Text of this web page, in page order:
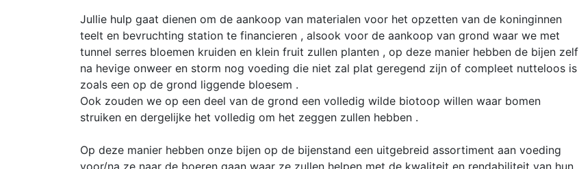
Jullie hulp gaat dienen om de aankoop van materialen voor het opzetten van de koninginnen
teelt en bevruchting station te financieren , alsook voor de aankoop van grond waar we met
tunnel serres bloemen kruiden en klein fruit zullen planten , op deze manier hebben de bijen zelf
na hevige onweer en storm nog voeding die niet zal plat geregend zijn of compleet nutteloos is
zoals een op de grond liggende bloesem .
Ook zouden we op een deel van de grond een volledig wilde biotoop willen waar bomen
struiken en dergelijke het volledig om het zeggen zullen hebben .
Op deze manier hebben onze bijen op de bijenstand een uitgebreid assortiment aan voeding
voor/na ze naar de boeren gaan waar ze zullen helpen met de kwaliteit en rendabiliteit van hun